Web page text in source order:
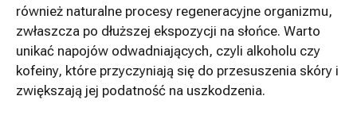
również naturalne procesy regeneracyjne organizmu,
zwłaszcza po dłuższej ekspozycji na słońce. Warto
unikać napojów odwadniających, czyli alkoholu czy
kofeiny, które przyczyniają się do przesuszenia skóry i
zwiększają jej podatność na uszkodzenia.